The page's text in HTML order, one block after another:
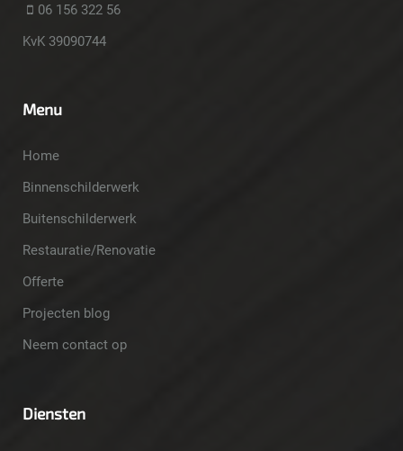
06 156 322 56
KvK 39090744
Menu
Home
Binnenschilderwerk
Buitenschilderwerk
Restauratie/Renovatie
Offerte
Projecten blog
Neem contact op
Diensten